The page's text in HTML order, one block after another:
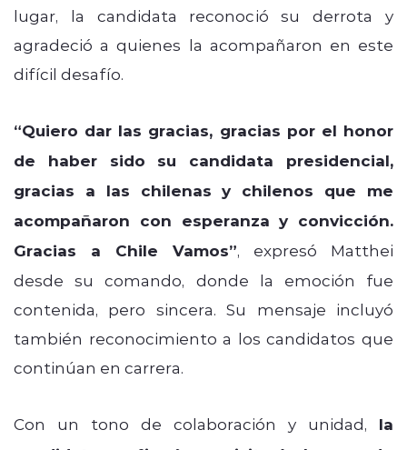
lugar, la candidata reconoció su derrota y
agradeció a quienes la acompañaron en este
difícil desafío.
“Quiero dar las gracias, gracias por el honor
de haber sido su candidata presidencial,
gracias a las chilenas y chilenos que me
acompañaron con esperanza y convicción.
Gracias a Chile Vamos”, expresó Matthei
desde su comando, donde la emoción fue
contenida, pero sincera. Su mensaje incluyó
también reconocimiento a los candidatos que
continúan en carrera.
Con un tono de colaboración y unidad, la